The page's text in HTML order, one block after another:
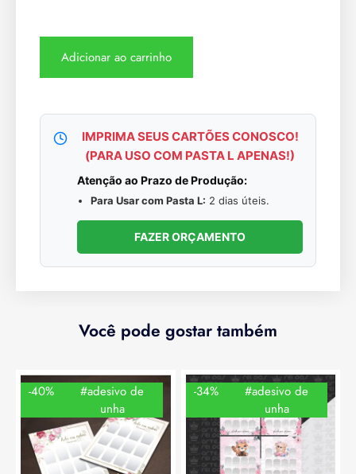
Adicionar ao carrinho
IMPRIMA SEUS CARTÕES CONOSCO!
(PARA USO COM PASTA L APENAS!)
Atenção ao Prazo de Produção:
Para Usar com Pasta L: 2 dias úteis.
FAZER ORÇAMENTO
Você pode gostar também
-40%
#adesivo de
unha
-34%
#adesivo de
unha